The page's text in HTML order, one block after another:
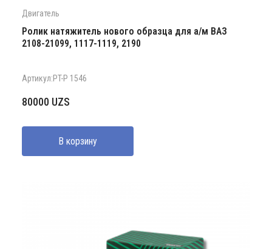
Двигатель
Ролик натяжитель нового образца для а/м ВАЗ
2108-21099, 1117-1119, 2190
Артикул:PT-P 1546
80000 UZS
В корзину